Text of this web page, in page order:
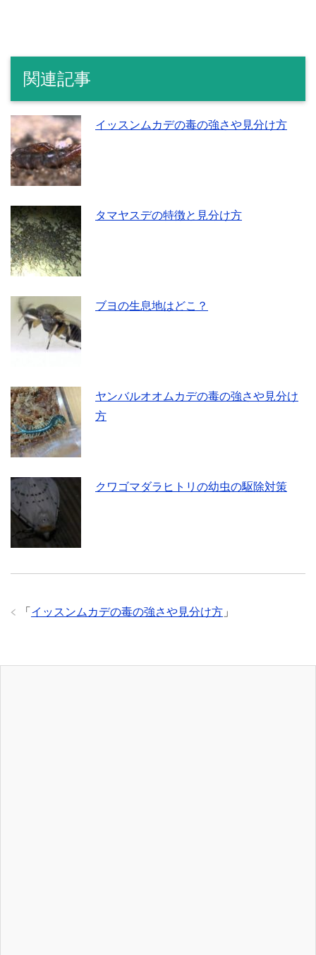
関連記事
イッスンムカデの毒の強さや見分け方
タマヤスデの特徴と見分け方
ブヨの生息地はどこ？
ヤンバルオオムカデの毒の強さや見分け
方
クワゴマダラヒトリの幼虫の駆除対策
「 イッスンムカデの毒の強さや見分け方 」